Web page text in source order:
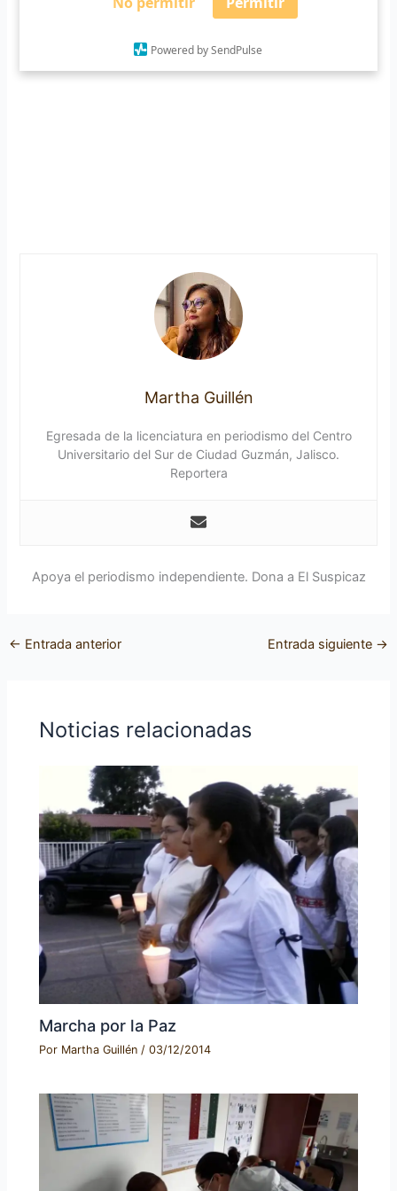
Powered by SendPulse
empresarios asumieron el compromiso de ampliar la
donde el servicio es nulo.
Martha Guillén
Egresada de la licenciatura en periodismo del Centro
Universitario del Sur de Ciudad Guzmán, Jalisco.
Reportera
Apoya el periodismo independiente. Dona a El Suspicaz
← Entrada anterior Entrada siguiente →
Noticias relacionadas
Marcha por la Paz
Por Martha Guillén /03/12/2014